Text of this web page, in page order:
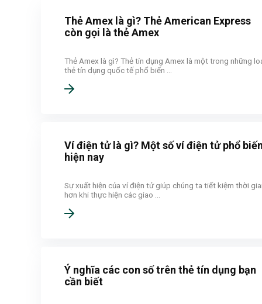
Thẻ Amex là gì? Thẻ American Express
còn gọi là thẻ Amex
Thẻ Amex là gì? Thẻ tín dụng Amex là một trong những
thẻ tín dụng quốc tế phổ biến ...
Ví điện tử là gì? Một số ví điện tử phổ
hiện nay
Sự xuất hiện của ví điện tử giúp chúng ta tiết kiệm thời
hơn khi thực hiện các giao ...
Ý nghĩa các con số trên thẻ tín dụng bạn
cần biết